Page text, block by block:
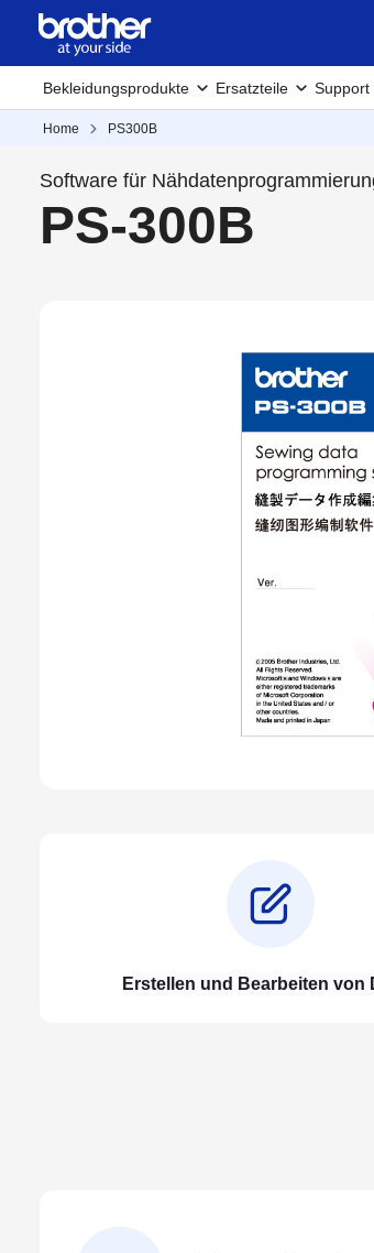
Bekleidungsprodukte Ersatzteile Support
Home PS300B
Software für
PS-300B
Erstellen und Bearbeiten von